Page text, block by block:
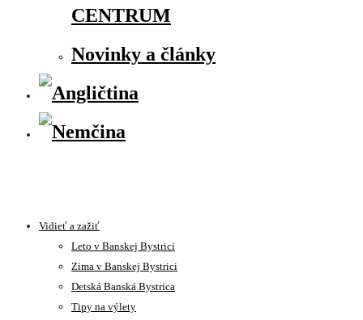
CENTRUM
Novinky a články
Vidieť a zažiť
Leto v Banskej Bystrici
Zima v Banskej Bystrici
Detská Banská Bystrica
Tipy na výlety